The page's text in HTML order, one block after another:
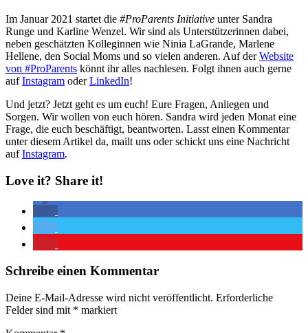
Im Januar 2021 startet die #ProParents Initiative unter Sandra
Runge und Karline Wenzel. Wir sind als Unterstützerinnen dabei,
neben geschätzten Kolleginnen wie Ninia LaGrande, Marlene
Hellene, den Social Moms und so vielen anderen. Auf derWebsite
von #ProParents könnt ihr alles nachlesen. Folgt ihnen auch gerne
aufInstagram oderLinkedIn!
Und jetzt? Jetzt geht es um euch! Eure Fragen, Anliegen und
Sorgen. Wir wollen von euch hören. Sandra wird jeden Monat eine
Frage, die euch beschäftigt, beantworten. Lasst einen Kommentar
unter diesem Artikel da, mailt uns oder schickt uns eine Nachricht
aufInstagram.
Love it? Share it!
Schreibe einen Kommentar
Deine E-Mail-Adresse wird nicht veröffentlicht. Erforderliche
Felder sind mit * markiert